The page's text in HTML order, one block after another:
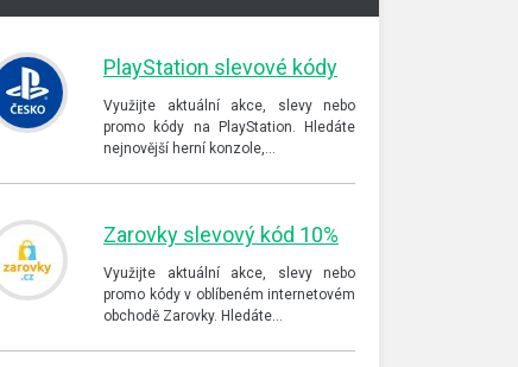
PlayStation slevové kódy
Využijte aktuální akce, slevy nebo
promo kódy na PlayStation. Hledáte
nejnovější herní konzole,…
Zarovky slevový kód 10%
Využijte aktuální akce, slevy nebo
promo kódy v oblíbeném internetovém
obchodě Zarovky. Hledáte…